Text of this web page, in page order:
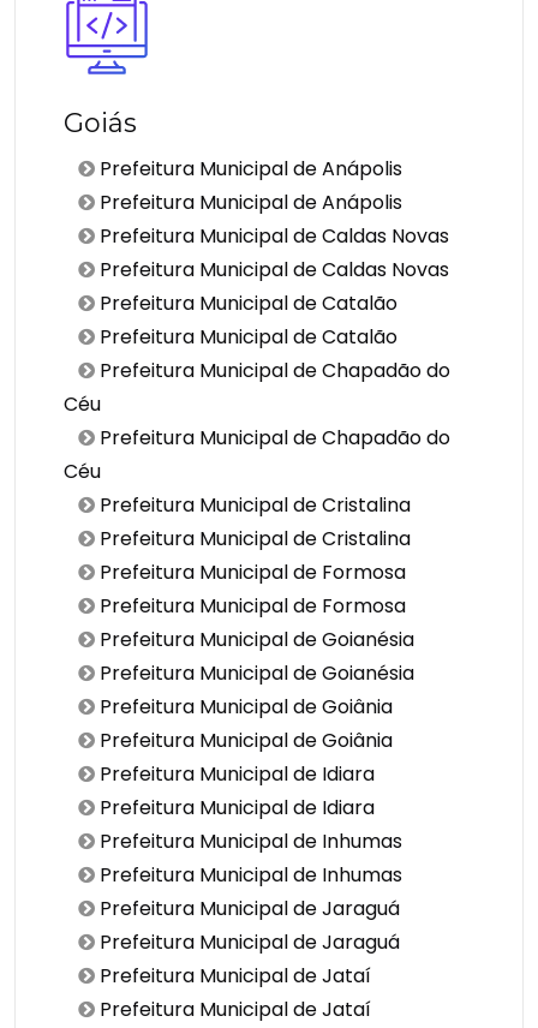
Goiás
Prefeitura Municipal de Anápolis
Prefeitura Municipal de Anápolis
Prefeitura Municipal de Caldas Novas
Prefeitura Municipal de Caldas Novas
Prefeitura Municipal de Catalão
Prefeitura Municipal de Catalão
Prefeitura Municipal de Chapadão do
Céu
Prefeitura Municipal de Chapadão do
Céu
Prefeitura Municipal de Cristalina
Prefeitura Municipal de Cristalina
Prefeitura Municipal de Formosa
Prefeitura Municipal de Formosa
Prefeitura Municipal de Goianésia
Prefeitura Municipal de Goianésia
Prefeitura Municipal de Goiânia
Prefeitura Municipal de Goiânia
Prefeitura Municipal de Idiara
Prefeitura Municipal de Idiara
Prefeitura Municipal de Inhumas
Prefeitura Municipal de Inhumas
Prefeitura Municipal de Jaraguá
Prefeitura Municipal de Jaraguá
Prefeitura Municipal de Jataí
Prefeitura Municipal de Jataí